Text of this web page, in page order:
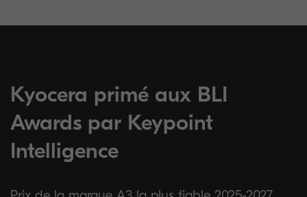
Kyocera primé aux BLI
Awards par Keypoint
Intelligence